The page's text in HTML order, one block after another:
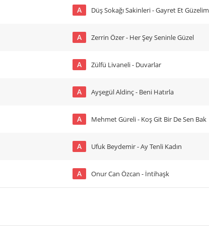
A Düş Sokağı Sakinleri - Gayret Et Güzelim
A Zerrin Özer - Her Şey Seninle Güzel
A Zülfü Livaneli - Duvarlar
A Ayşegül Aldinç - Beni Hatırla
A Mehmet Güreli - Koş Git Bir De Sen Bak
A Ufuk Beydemir - Ay Tenli Kadın
A Onur Can Özcan - İntihaşk